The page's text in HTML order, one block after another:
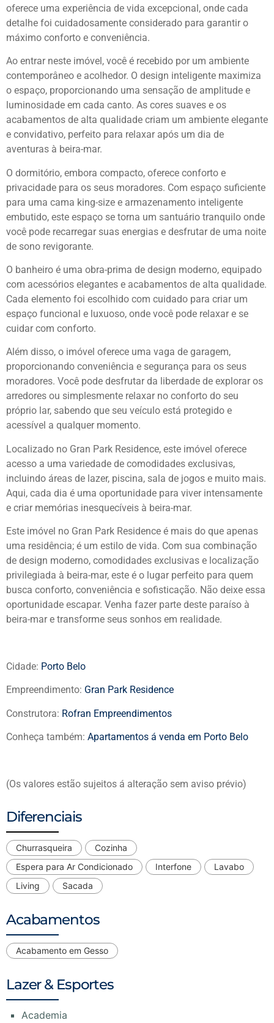
oferece uma experiência de vida excepcional, onde cada
detalhe foi cuidadosamente considerado para garantir o
máximo conforto e conveniência.
Ao entrar neste imóvel, você é recebido por um ambiente
contemporâneo e acolhedor. O design inteligente maximiza
o espaço, proporcionando uma sensação de amplitude e
luminosidade em cada canto. As cores suaves e os
acabamentos de alta qualidade criam um ambiente elegante
e convidativo, perfeito para relaxar após um dia de
aventuras à beira-mar.
O dormitório, embora compacto, oferece conforto e
privacidade para os seus moradores. Com espaço suficiente
para uma cama king-size e armazenamento inteligente
embutido, este espaço se torna um santuário tranquilo onde
você pode recarregar suas energias e desfrutar de uma noite
de sono revigorante.
O banheiro é uma obra-prima de design moderno, equipado
com acessórios elegantes e acabamentos de alta qualidade.
Cada elemento foi escolhido com cuidado para criar um
espaço funcional e luxuoso, onde você pode relaxar e se
cuidar com conforto.
Além disso, o imóvel oferece uma vaga de garagem,
proporcionando conveniência e segurança para os seus
moradores. Você pode desfrutar da liberdade de explorar os
arredores ou simplesmente relaxar no conforto do seu
próprio lar, sabendo que seu veículo está protegido e
acessível a qualquer momento.
Localizado no Gran Park Residence, este imóvel oferece
acesso a uma variedade de comodidades exclusivas,
incluindo áreas de lazer, piscina, sala de jogos e muito mais.
Aqui, cada dia é uma oportunidade para viver intensamente
e criar memórias inesquecíveis à beira-mar.
Este imóvel no Gran Park Residence é mais do que apenas
uma residência; é um estilo de vida. Com sua combinação
de design moderno, comodidades exclusivas e localização
privilegiada à beira-mar, este é o lugar perfeito para quem
busca conforto, conveniência e sofisticação. Não deixe essa
oportunidade escapar. Venha fazer parte deste paraíso à
beira-mar e transforme seus sonhos em realidade.
Cidade: Porto Belo
Empreendimento: Gran Park Residence
Construtora: Rofran Empreendimentos
Conheça também: Apartamentos á venda em Porto Belo
(Os valores estão sujeitos á alteração sem aviso prévio)
Diferenciais
Churrasqueira
Cozinha
Espera para Ar Condicionado
Interfone
Lavabo
Living
Sacada
Acabamentos
Acabamento em Gesso
Lazer & Esportes
Academia